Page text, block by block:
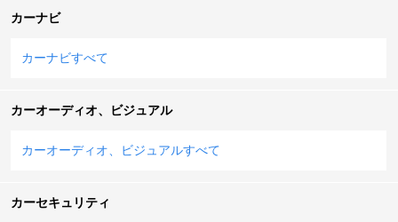
カーナビ
カーナビすべて
カーオーディオ、ビジュアル
カーオーディオ、ビジュアルすべて
カーセキュリティ